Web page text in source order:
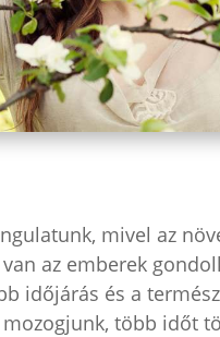
mivel az
az emberek
időjárás és a
több időt